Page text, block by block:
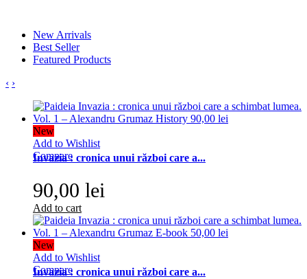
New Arrivals
Best Seller
Featured Products
‹ ›
New
Add to Wishlist
Compare
Invazia : cronica unui război care a...
90,00 lei
Add to cart
New
Add to Wishlist
Compare
Invazia : cronica unui război care a...